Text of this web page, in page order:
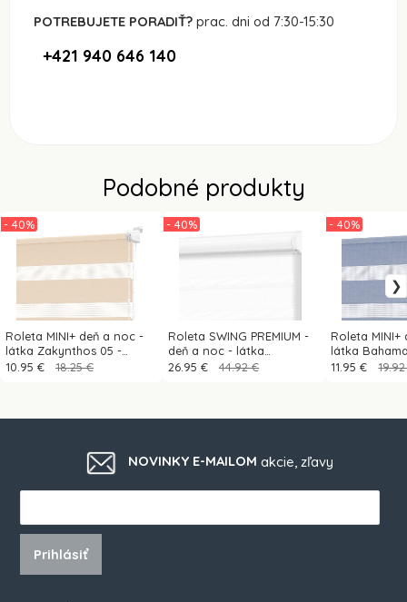
POTREBUJETE PORADIŤ? prac. dni od 7:30-15:30
+421 940 646 140
Podobné produkty
Roleta MINI+ deň a noc -
látka Zakynthos 05 -
croissant
- 40%
10.95 € 18.25 €
Roleta SWING PREMIUM -
deň a noc - látka
Zakynthos 01 - biela
- 40%
26.95 € 44.92 €
Roleta
látka
modrá
- 40%
11.95 €
NOVINKY E-MAILOM akcie, zľavy
Prihlásiť